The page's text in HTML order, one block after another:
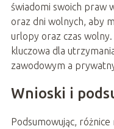
świadomi swoich praw
oraz dni wolnych, aby
urlopy oraz czas
kluczowa dla
zawodowym a
Wnioski i
Podsumowując,